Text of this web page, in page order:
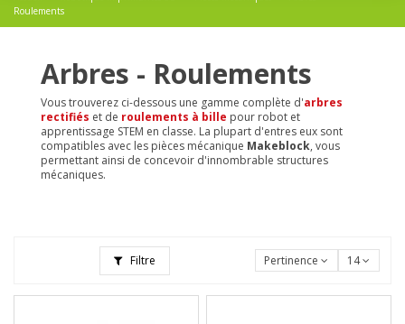
Roulements
Arbres - Roulements
Vous trouverez ci-dessous une gamme complète d'arbres
rectifiés et de roulements à bille pour robot et
apprentissage STEM en classe. La plupart d'entres eux sont
compatibles avec les pièces mécanique Makeblock, vous
permettant ainsi de concevoir d'innombrable structures
mécaniques.
Filtre Pertinence 14